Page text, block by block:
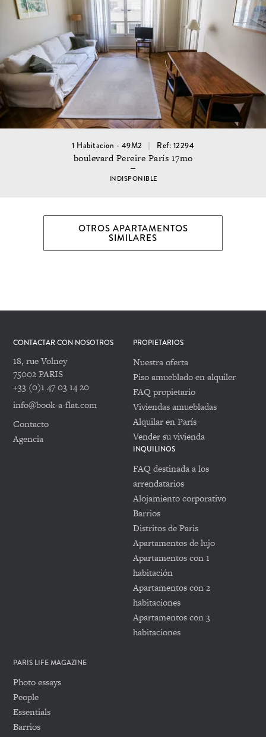
1 Habitacion - 49M2 Ref: 12294
boulevard Pereire París 17mo
INDISPONIBLE
OTROS APARTAMENTOS
SIMILARES
CONTACTAR CON NOSOTROS
18, rue Volney
75002 PARIS
+33 (0)1 47 03 14 20
info@book-a-flat.com
Contacto
Agencia
PROPIETARIOS
Nuestra oferta
Piso amueblado en alquiler
FAQ propietario
Viviendas amuebladas
Alquilar en París
Vender su vivienda
INQUILINOS
FAQ destinada a los
arrendatarios
Alojamiento corporativo
Barrios
Distritos de Paris
Apartamentos de lujo
Apartamentos con 1
habitación
Apartamentos con 2
habitaciones
Apartamentos con 3
habitaciones
PARIS LIFE MAGAZINE
Photo essays
People
Essentials
Barrios